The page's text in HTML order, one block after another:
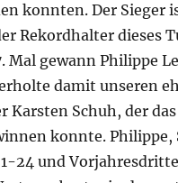
konnten. Der Sieger
Rekordhalter dieses
Mal gewann Philippe
damit unseren
Karsten Schuh, der
konnte. Philippe,
24 und